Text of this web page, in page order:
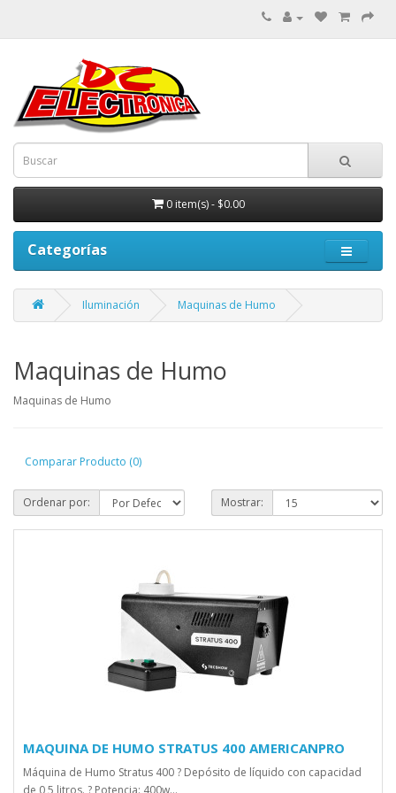
0 item(s) - $0.00
Categorías
Iluminación Maquinas de Humo
Maquinas de Humo
Maquinas de Humo
Comparar Producto (0)
Ordenar por: Mostrar:
MAQUINA DE HUMO STRATUS 400 AMERICANPRO
Máquina de Humo Stratus 400 ? Depósito de líquido con capacidad
de 0,5 litros. ? Potencia: 400w...